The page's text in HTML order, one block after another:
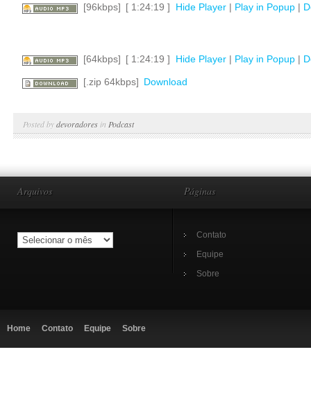
[96kbps] [ 1:24:19 ] Hide Player| Play in Popup|
[64kbps] [ 1:24:19 ] Hide Player| Play in Popup|
[.zip 64kbps] Download
Posted bydevoradores in Podcast
Arquivos Páginas
Contato
Equipe
Sobre
Home Contato Equipe Sobre